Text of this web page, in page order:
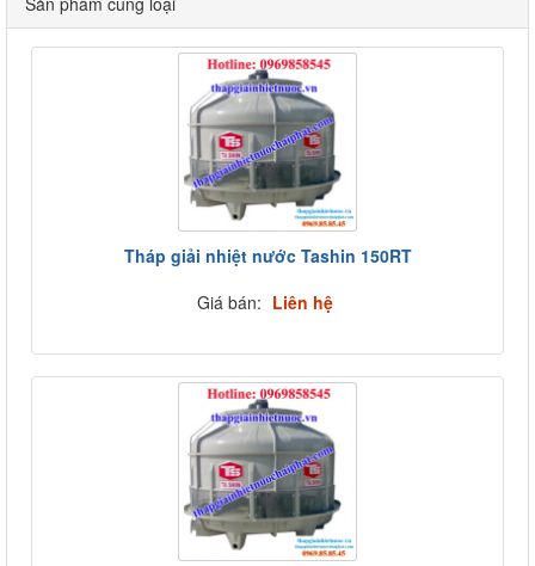
Tháp giải nhiệt nước Tashin 150RT
Giá bán: Liên hệ